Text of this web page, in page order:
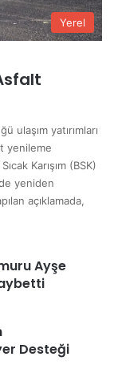
Yerel
yatırımları
yenileme
Karışım (BSK)
yeniden
açıklamada,
Ayşe
Desteği